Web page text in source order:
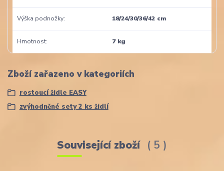
Výška podnožky 18/24/30/36/42 cm
Hmotnost 7 kg
Zboží zařazeno v kategoriích
rostoucí židle EASY
zvýhodněné sety 2 ks židlí
Související zboží 5